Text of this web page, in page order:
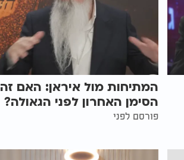
המתיחות מול איראן: האם זה
הסימן האחרון לפני הגאולה?
פורסם לפני